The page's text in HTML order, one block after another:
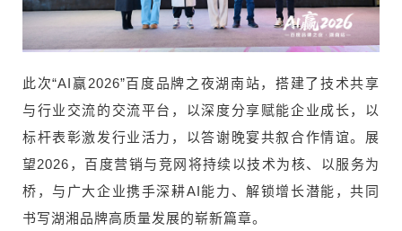
此次“AI赢2026”百度品牌之夜湖南站，搭建了技术共享
与行业交流的交流平台，以深度分享赋能企业成长，以
标杆表彰激发行业活力，以答谢晚宴共叙合作情谊。展
望2026，百度营销与竞网将持续以技术为核、以服务为
桥，与广大企业携手深耕AI能力、解锁增长潜能，共同
书写湖湘品牌高质量发展的崭新篇章。